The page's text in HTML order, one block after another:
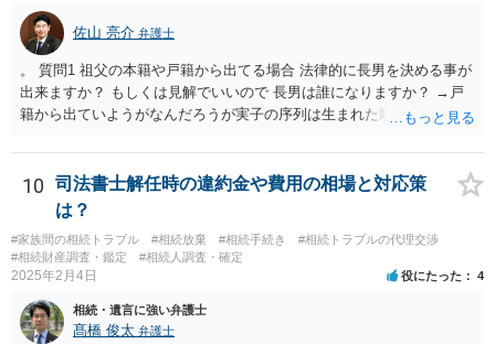
（ご本人同士で行っても構いませんし，弁護士に相談することもよろ
しいと思います。） ことになります。
佐山 亮介 弁護士
。 質問1 祖父の本籍や戸籍から出てる場合 法律的に長男を決める事が
出来ますか？ もしくは見解でいいので 長男は誰になりますか？ →戸
籍から出ていようがなんだろうが実子の序列は生まれた順ですから、
書が腹違いの長男に向けてある場合 書かれてる内容が最優先にされる
のですか？ →遺書というのが、法律上の遺言の形式を守っている限り
はそのとおりです。 質問3 父が腹違いの長男に法律的に優位になれそ
うな事はありますか？ →遺言が有効な場合、優位に立つことはできま
せんが、お祖父様が認知症であるなどの「遺言が作れないはずの事
情」があるならば①遺言無効確認の訴えを起こすのは一つの手です。
問4 相続トラブルの代理交渉は可能でしょうか。 →一般論としては可
能ですが、お伺いする内容ですとお祖父様が亡くなられた後に動くこ
10
司法書士解任時の違約金や費用の相場と対応策
は？
#家族間の相続トラブル #相続放棄 #相続手続き
#相続トラブルの代理交渉
#相続財産調査・鑑定
#相続人調査・確定
2025年2月4日 役にたった 4
相続・遺言に強い弁護士
髙橋 俊太 弁護士